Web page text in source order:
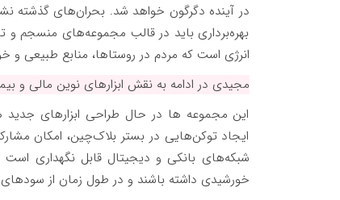
در آینده دگرگون خواهد شد. بحران‌های گذشته
بهره‌برداری باید در قالب مجموعه‌های منسجم و
انرژی است که مردم در روستاها، منابع طبیعی و
مجیدی در ادامه به نقش ابزارهای نوین مالی و
این مجموعه ها در حال طراحی ابزارهای جدید
ایجاد توکن‌هایی در بستر بلاک‌چین، امکان
شبکه‌های بانکی و دیجیتال قابل نگهداری
خورشیدی داشته باشند و در طول زمان از سودهای